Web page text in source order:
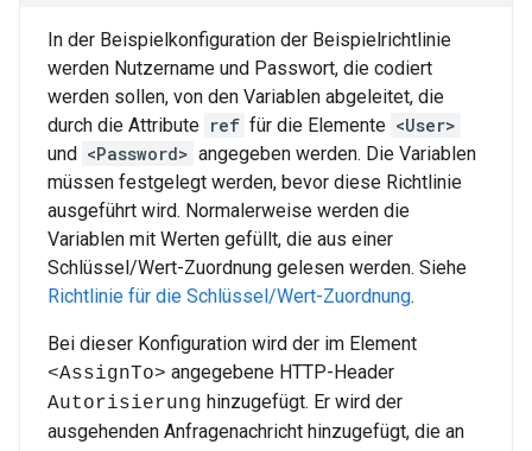
In der Beispielkonfiguration der Beispielrichtlinie
werden Nutzername und Passwort, die codiert
werden sollen, von den Variablen abgeleitet, die
durch die Attribute ref für die Elemente <User>
und <Password> angegeben werden. Die Variablen
müssen festgelegt werden, bevor diese Richtlinie
ausgeführt wird. Normalerweise werden die
Variablen mit Werten gefüllt, die aus einer
Schlüssel/Wert-Zuordnung gelesen werden. Siehe
Richtlinie für die Schlüssel/Wert-Zuordnung.
Bei dieser Konfiguration wird der im Element
<AssignTo> angegebene HTTP-Header
Autorisierung hinzugefügt. Er wird der
ausgehenden Anfragenachricht hinzugefügt, die an